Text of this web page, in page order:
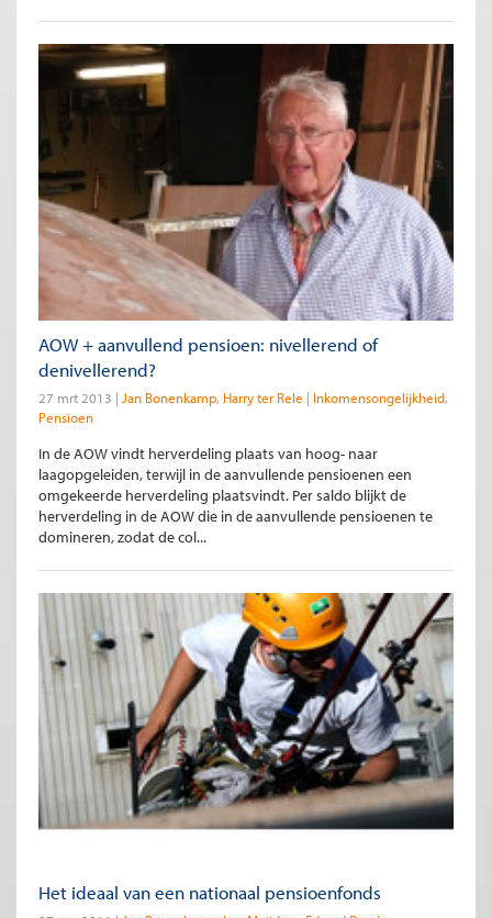
AOW + aanvullend pensioen: nivellerend of
denivellerend?
27 mrt 2013 Jan Bonenkamp Harry ter Rele
Inkomensongelijkheid
Pensioen
In de AOW vindt herverdeling plaats van hoog- naar
laagopgeleiden, terwijl in de aanvullende pensioenen een
omgekeerde herverdeling plaatsvindt. Per saldo blijkt de
herverdeling in de AOW die in de aanvullende pensioenen te
domineren, zodat de col...
Het ideaal van een nationaal pensioenfonds